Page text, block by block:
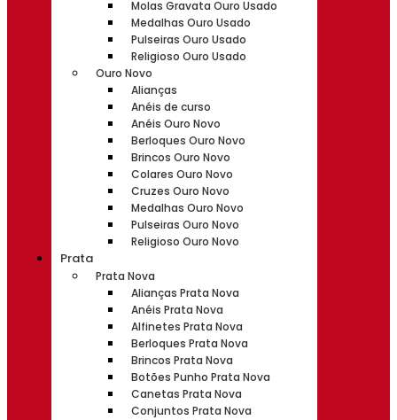
Molas Gravata Ouro Usado
Medalhas Ouro Usado
Pulseiras Ouro Usado
Religioso Ouro Usado
Ouro Novo
Alianças
Anéis de curso
Anéis Ouro Novo
Berloques Ouro Novo
Brincos Ouro Novo
Colares Ouro Novo
Cruzes Ouro Novo
Medalhas Ouro Novo
Pulseiras Ouro Novo
Religioso Ouro Novo
Prata
Prata Nova
Alianças Prata Nova
Anéis Prata Nova
Alfinetes Prata Nova
Berloques Prata Nova
Brincos Prata Nova
Botões Punho Prata Nova
Canetas Prata Nova
Conjuntos Prata Nova